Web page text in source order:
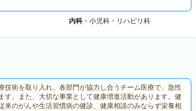
内科・小児科・リハビリ科
技術を取り入れ、各部門が協力し合うチーム医療で、急性
す。また、大切な事業として健康増進活動があります。健
来のがんや生活習慣病の健診、健康相談のみならず栄養相